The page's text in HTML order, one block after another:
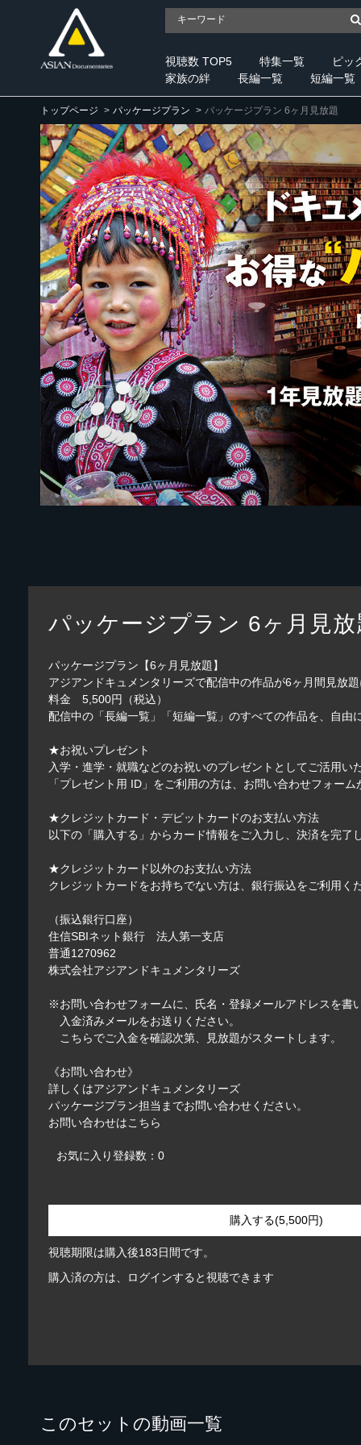
視聴数 TOP5 特集一覧
ピッ
家族の絆
長編一覧 短編一覧
トップページ パッケージプラン パッケージプラン 6ヶ月見放題
パッケージプラン 6ヶ月見放
パッケージプラン【6ヶ月見放題】
アジアンドキュメンタリーズで配信中の作品が6ヶ月間見放
料金 5,500円（税込）
配信中の「長編一覧」「短編一覧」のすべての作品を、自由
★お祝いプレゼント
入学・進学・就職などのお祝いのプレゼントとしてご活用い
「プレゼント用 ID」をご利用の方は、 お問い合わせフォーム
★クレジットカード・デビットカードのお支払い方法
以下の「購入する」からカード情報をご入力し、決済を完了
★クレジットカード以外のお支払い方法
クレジットカードをお持ちでない方は、銀行振込をご利用く
（振込銀行口座）
住信SBIネット銀行 法人第一支店
普通1270962
株式会社アジアンドキュメンタリーズ
※お問い合わせフォームに、氏名・登録メールアドレスを書
入金済みメールをお送りください。
こちらでご入金を確認次第、見放題がスタートします。
《お問い合わせ》
詳しくはアジアンドキュメンタリーズ
パッケージプラン担当までお問い合わせください。
お問い合わせはこちら
お気に入り登録数：0
購入する(5,500円)
視聴期限は購入後183日間です。
購入済の方は、ログインすると視聴できます
このセットの動画一覧